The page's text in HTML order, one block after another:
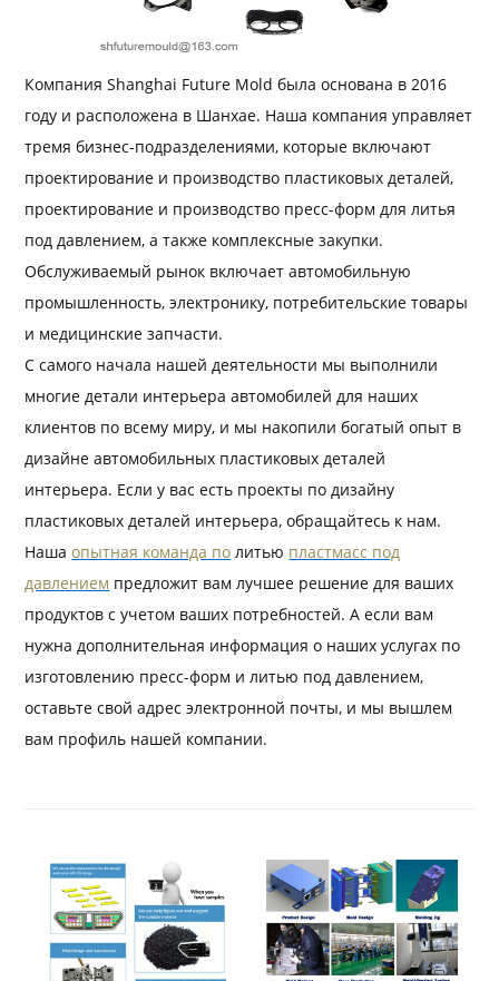
Компания Shanghai Future Mold была основана в 2016
году и расположена в Шанхае. Наша компания управляет
тремя бизнес-подразделениями, которые включают
проектирование и производство пластиковых деталей,
проектирование и производство пресс-форм для литья
под давлением, а также комплексные закупки.
Обслуживаемый рынок включает автомобильную
промышленность, электронику, потребительские товары
и медицинские запчасти.
С самого начала нашей деятельности мы выполнили
многие детали интерьера автомобилей для наших
клиентов по всему миру, и мы накопили богатый опыт в
дизайне автомобильных пластиковых деталей
интерьера. Если у вас есть проекты по дизайну
пластиковых деталей интерьера, обращайтесь к нам.
Нашаопытная команда по литью пластмасс под
давлением предложит вам лучшее решение для ваших
продуктов с учетом ваших потребностей. А если вам
нужна дополнительная информация о наших услугах по
изготовлению пресс-форм и литью под давлением,
оставьте свой адрес электронной почты, и мы вышлем
вам профиль нашей компании.